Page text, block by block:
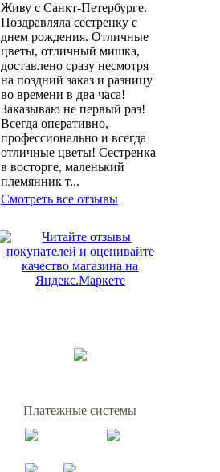
Живу с Санкт-Петербурге.
Поздравляла сестренку с
днем рождения. Отличные
цветы, отличный мишка,
доставлено сразу несмотря
на поздний заказ и разницу
во времени в два часа!
Заказываю не первый раз!
Всегда оперативно,
профессионально и всегда
отличные цветы! Сестренка
в восторге, маленький
племянник т...
Смотреть все отзывы
Платежные системы